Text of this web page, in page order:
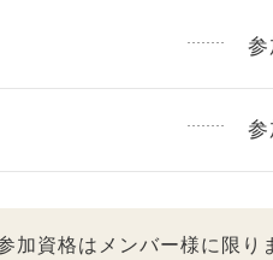
参
参
加資格はメンバー様に限り